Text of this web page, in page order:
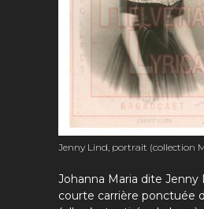
Jenny Lind, portrait (collection
Johanna Maria dite Jenny
courte carrière ponctuée